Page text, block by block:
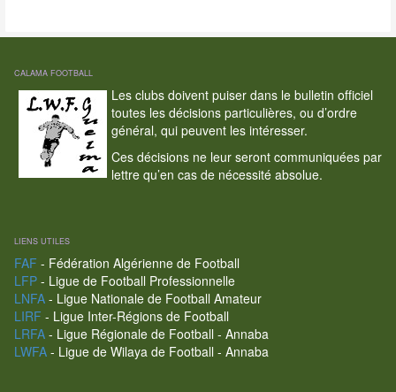
CALAMA FOOTBALL
Les clubs doivent puiser dans le bulletin officiel
toutes les décisions particulières, ou d’ordre
général, qui peuvent les intéresser.
Ces décisions ne leur seront communiquées par
lettre qu’en cas de nécessité absolue.
LIENS UTILES
FAF - Fédération Algérienne de Football
LFP- Ligue de Football Professionnelle
LNFA- Ligue Nationale de Football Amateur
LIRF - Ligue Inter-Régions de Football
LRFA- Ligue Régionale de Football - Annaba
LWFA- Ligue de Wilaya de Football - Annaba